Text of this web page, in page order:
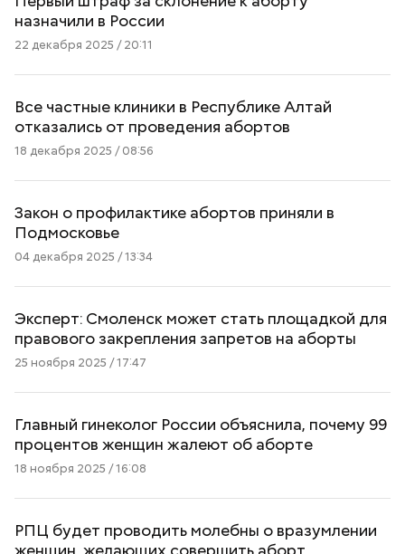
назначили в России
22 декабря 2025 / 20:11
Все частные клиники в Республике Алтай
отказались от проведения абортов
18 декабря 2025 / 08:56
Закон о профилактике абортов приняли в
Подмосковье
04 декабря 2025 / 13:34
Эксперт: Смоленск может стать площадкой для
правового закрепления запретов на аборты
25 ноября 2025 / 17:47
Главный гинеколог России объяснила, почему 99
процентов женщин жалеют об аборте
18 ноября 2025 / 16:08
РПЦ будет проводить молебны о вразумлении